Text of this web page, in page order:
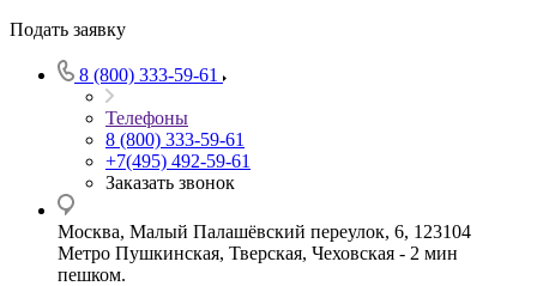
Подать заявку
8 (800) 333-59-61
Телефоны
8 (800) 333-59-61
+7(495) 492-59-61
Заказать звонок
Москва, Малый Палашёвский переулок, 6, 123104
Метро Пушкинская, Тверская, Чеховская - 2 мин
пешком.